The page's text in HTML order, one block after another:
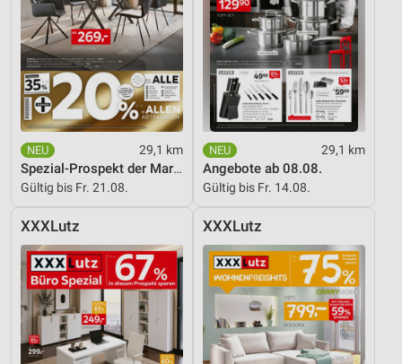
29,1 km
Spezial-Prospekt der Marken
Gültig bis Fr. 21.08.
29,1 km
Angebote ab 08.08.
Gültig bis Fr. 14.08.
XXXLutz XXXLutz
Verwendung genauer Standortdaten
Geräte anhand von aktiv angeforderten
Informationen identifizieren
Nicht-IAB-Verarbeitungszwecke:
Notwendig
Performance
Funktional
Werbung